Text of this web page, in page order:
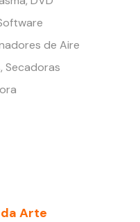
de Aire
Secadoras
Arte